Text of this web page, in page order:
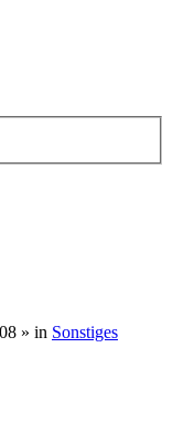
» in Sonstiges